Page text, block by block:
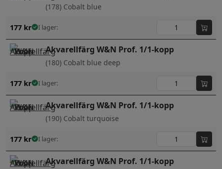
(178) Cobalt blue
177 kr I lager:
Akvarellfärg W&N Prof. 1/1-kopp
(180) Cobalt blue deep
177 kr I lager:
Akvarellfärg W&N Prof. 1/1-kopp
(190) Cobalt turquoise
177 kr I lager:
Akvarellfärg W&N Prof. 1/1-kopp